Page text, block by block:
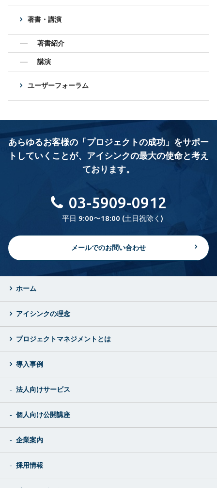
著書・講演
著書紹介
講演
ユーザーフォーラム
あらゆるお客様の「プロジェクトの成功」をサポー
トしていくことが、 アイシンクの最大の使命と考え
ております。
03-5909-0912
平日 9:00〜18:00 (土日祝除く)
メールでのお問い合わせ
ホーム
アイシンクの理念
プロジェクトマネジメントとは
導入事例
法人向けサービス
個人向け公開講座
企業案内
採用情報